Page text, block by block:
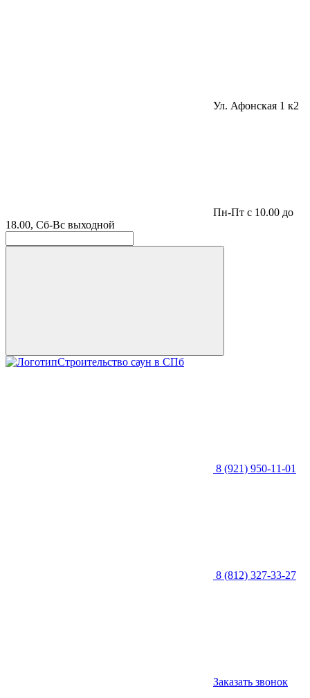
Ул. Афонская 1 к2
Пн-Пт с 10.00 до
18.00, Сб-Вс выходной
Строительство саун в СПб
8 (921) 950-11-01
8 (812) 327-33-27
Заказать звонок